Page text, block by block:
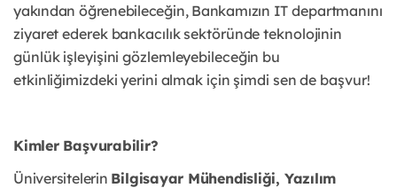
yakından öğrenebileceğin, Bankamızın IT departmanını
ziyaret ederek bankacılık sektöründe teknolojinin
günlük işleyişinigözlemleyebileceğin bu
etkinliğimizdeki yerini almak için şimdi sen de başvur!
Kimler Başvurabilir?
Üniversitelerin Bilgisayar Mühendisliği, Yazılım